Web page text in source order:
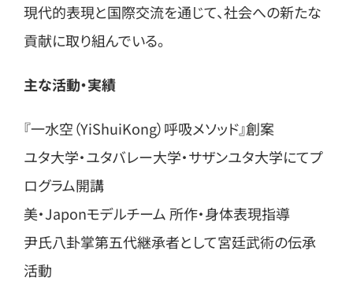
現代的表現と国際交流を通じて、社会への新たな
貢献に取り組んでいる。
主な活動・実績
『一水空（YiShuiKong）呼吸メソッド』創案
ユタ大学・ユタバレー大学・サザンユタ大学にてプ
ログラム開講
美・Japonモデルチーム 所作・身体表現指導
尹氏八卦掌第五代継承者として宮廷武術の伝承
活動